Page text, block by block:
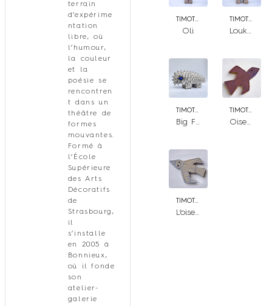
terrain
d’expérime
ntation
libre, où
l’humour,
la couleur
et la
poésie se
rencontren
t dans un
théâtre de
formes
mouvantes.
Formé à
l’École
Supérieure
des Arts
Décoratifs
de
Strasbourg,
il
s’installe
en 2005 à
Bonnieux,
où il fonde
son
atelier-
galerie
TIMOTHÉE HUMBERT
Oli
TIMOTHÉE HUMBERT
Loukoum
TIMOTHÉE HUMBERT TIMOTHÉE HUMBERT
Oiseau volant n°2
TIMOTHÉE HUMBERT
L’oiseau volant n°1